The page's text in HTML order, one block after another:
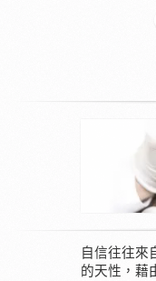
自信往往來
的天性，藉